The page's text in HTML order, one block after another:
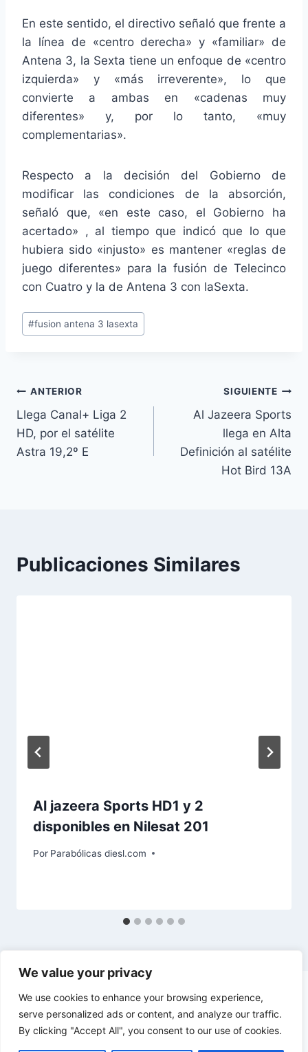
We value your privacy
We use cookies to enhance your browsing experience,
serve personalized ads or content, and analyze our traffic.
By clicking "Accept All", you consent to our use of cookies.
En este sentido, el directivo señaló que frente a
la línea de «centro derecha» y «familiar» de
Antena 3, la Sexta tiene un enfoque de «centro
izquierda» y «más irreverente», lo que
convierte a ambas en «cadenas muy
diferentes» y, por lo tanto, «muy
complementarias».
Respecto a la decisión del Gobierno de
modificar las condiciones de la absorción,
señaló que, «en este caso, el Gobierno ha
acertado» , al tiempo que indicó que lo que
hubiera sido «injusto» es mantener «reglas de
juego diferentes» para la fusión de Telecinco
con Cuatro y la de Antena 3 con laSexta.
Etiquetas
de
#fusion antena 3 lasexta
Navegación
de
entradas
ANTERIOR
Llega Canal+ Liga 2
HD, por el satélite
Astra 19,2º E
SIGUIENTE
Al Jazeera Sports
llega en Alta
Definición al satélite
Hot Bird 13A
Publicaciones Similares
Al jazeera Sports HD1 y 2
disponibles en Nilesat 201
Por Parabólicas diesl.com
© 2026 diesl.com - Tema para WordPress por